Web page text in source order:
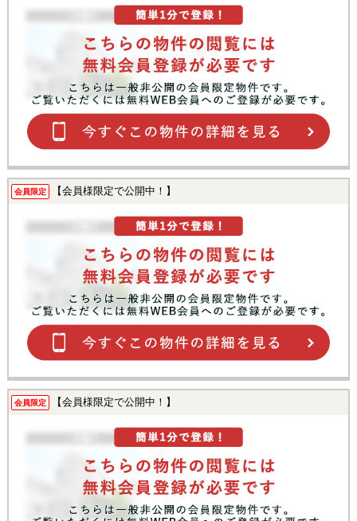
会員限定 【会員様限定で公開中！】
会員限定 【会員様限定で公開中！】